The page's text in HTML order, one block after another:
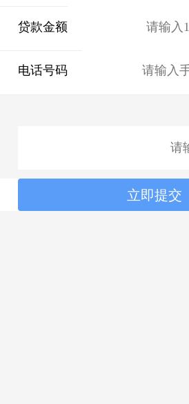
贷款金额
电话号码
立即提交